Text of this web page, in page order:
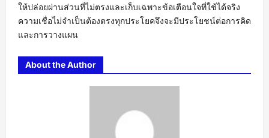
ให้ปล่อยผ่านส่วนที่ไม่ตรงและเก็บเฉพาะข้อเตือนใจที่ใช้ได้จริง
ความเชื่อไม่จำเป็นต้องตรงทุกประโยคจึงจะมีประโยชน์ต่อการคิด
และการวางแผน
About the Author